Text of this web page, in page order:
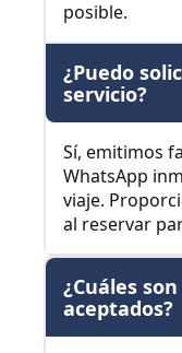
posible.
¿Puedo
servicio?
Sí, emitimos
WhatsApp
viaje.
al reservar
¿Cuáles
aceptados?